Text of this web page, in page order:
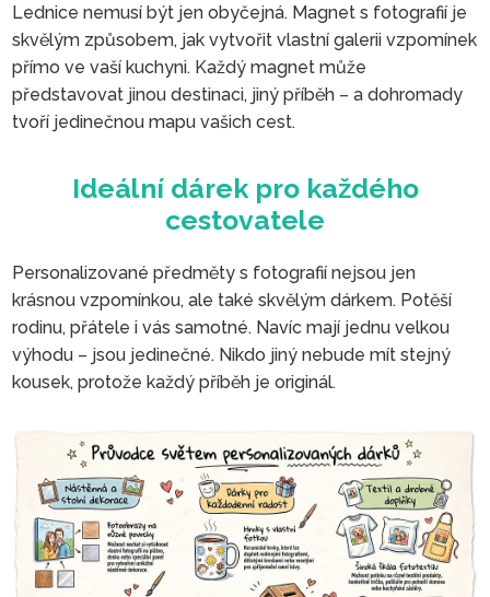
Magnet s fotografií – malý
s velkým příběhem
Lednice nemusí být jen obyčejná. Magnet s fotografií je
skvělým způsobem, jak vytvořit vlastní galerii vzpomínek
přímo ve vaší kuchyni. Každý magnet může
představovat jinou destinaci, jiný příběh – a dohromady
tvoří jedinečnou mapu vašich cest.
Personalizované předměty s fotografií nejsou jen
krásnou vzpomínkou, ale také skvělým dárkem. Potěší
rodinu, přátele i vás samotné. Navíc mají jednu velkou
výhodu – jsou jedinečné. Nikdo jiný nebude mít stejný
kousek, protože každý příběh je originál.